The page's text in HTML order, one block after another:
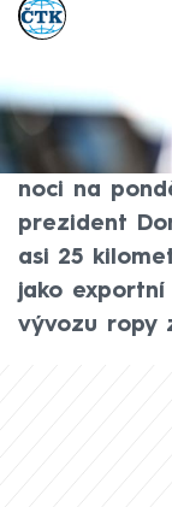
ČTK
30. bře 2026,
Spojené
íránského
listem
noci na
prezident
asi 25
jako
vývozu ropy